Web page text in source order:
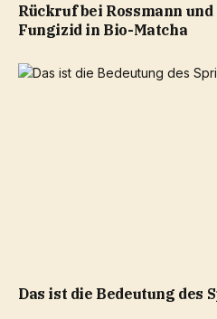
Rückruf bei Rossmann
Fungizid in Bio-Matcha
Das ist die Bedeutung des